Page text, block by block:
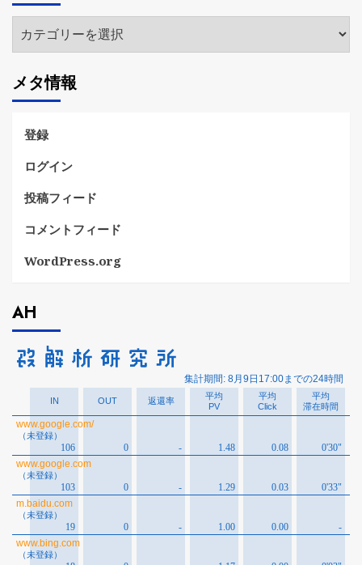
ブ
テ
リ
ー
メタ情報
登録
ログイン
投稿フィード
コメントフィード
WordPress.org
AH